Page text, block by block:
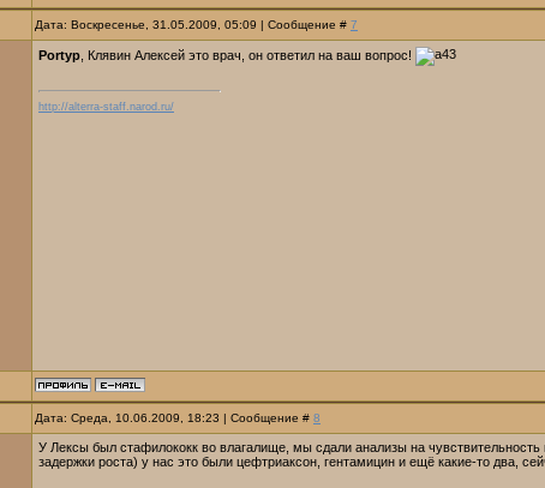
Дата: Воскресенье, 31.05.2009, 05:09 | Сообщение # 7
Portyp , Клявин Алексей это врач, он ответил на ваш вопрос!
http://alterra-staff.narod.ru/
Дата: Среда, 10.06.2009, 18:23 | Сообщение # 8
У Лексы был стафилококк во влагалище, мы сдали анализы на
задержки роста) у нас это были цефтриаксон, гентамицин и ещё какие-то два,